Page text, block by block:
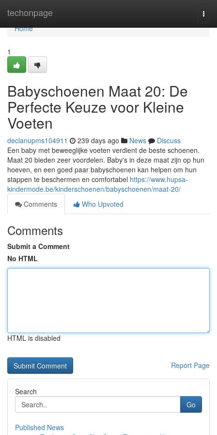
techonpage
Home
Home
1
Babyschoenen Maat 20: De
Perfecte Keuze voor Kleine
Voeten
declanupms104911 239 days ago News
Discuss
Een baby met beweeglijke voeten verdient de beste schoenen.
Maat 20 bieden zeer voordelen. Baby's in deze maat zijn op hun
hoeven, en een goed paar babyschoenen kan helpen om hun
stappen te beschermen en comfortabel https://www.hupsa-
kindermode.be/kinderschoenen/babyschoenen/maat-20/
Comments
Who Upvoted
Comments
Submit a Comment
No HTML
HTML is disabled
Report Page
Search
Go
Published News